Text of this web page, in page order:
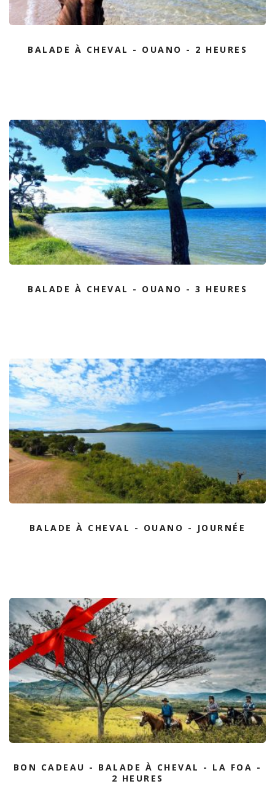
BALADE À CHEVAL - OUANO - 2 HEURES
BALADE À CHEVAL - OUANO - 3 HEURES
BALADE À CHEVAL - OUANO - JOURNÉE
BON CADEAU - BALADE À CHEVAL - LA FOA -
2 HEURES